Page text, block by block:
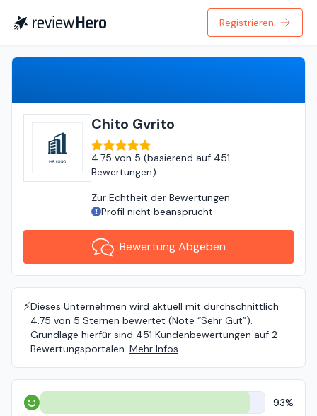
Registrieren
Chito Gvrito
4.75 von 5 (basierend auf 451
Bewertungen)
Zur Echtheit der Bewertungen
Profil nicht beansprucht
Bewertung Abgeben
⚡️Dieses Unternehmen wird aktuell mit durchschnittlich
4.75 von 5 Sternen bewertet (Note “Sehr Gut”).
Grundlage hierfür sind 451 Kundenbewertungen auf 2
Bewertungsportalen. Mehr Infos
Positiv 93%